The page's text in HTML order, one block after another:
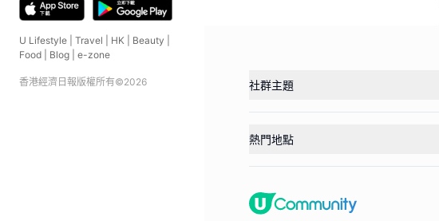
U Lifestyle Travel HK Beauty
Food
Blog e-zone
香港經濟日報版權所有©2026 社群主題
熱門地點